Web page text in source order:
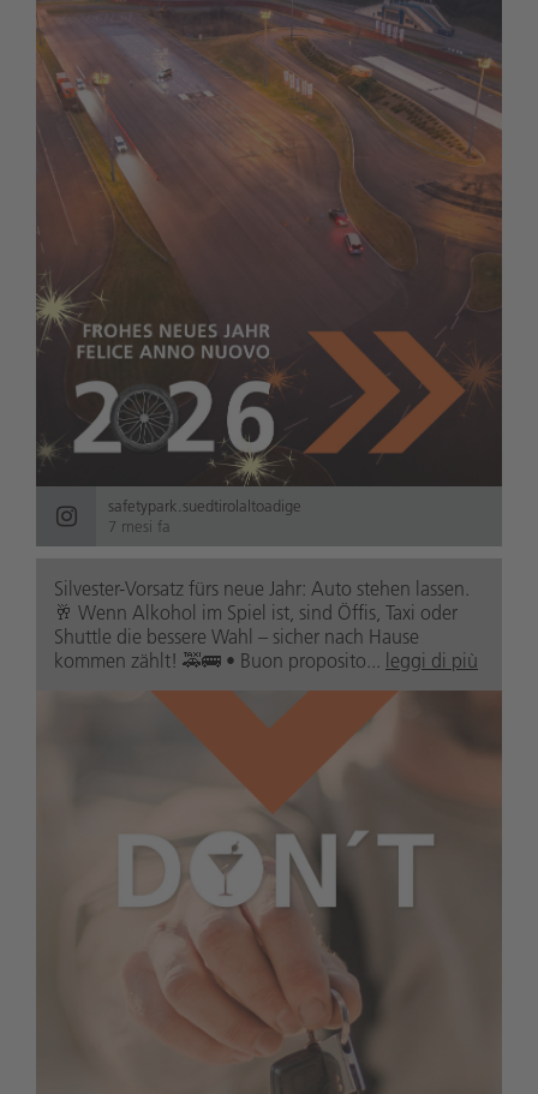
safetypark.suedtirolaltoadige
7 mesi fa
Silvester-Vorsatz fürs neue Jahr: Auto stehen lassen.
🥂 Wenn Alkohol im Spiel ist, sind Öffis, Taxi oder
Shuttle die bessere Wahl – sicher nach Hause
kommen zählt! 🚕🚌 • Buon proposito... leggi di più